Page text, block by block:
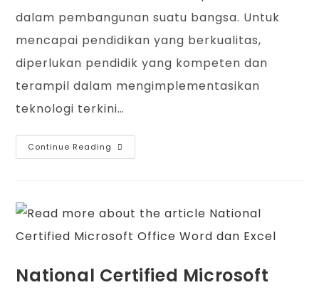
dalam pembangunan suatu bangsa. Untuk
mencapai pendidikan yang berkualitas,
diperlukan pendidik yang kompeten dan
terampil dalam mengimplementasikan
teknologi terkini…
Continue Reading
National Certified Microsoft